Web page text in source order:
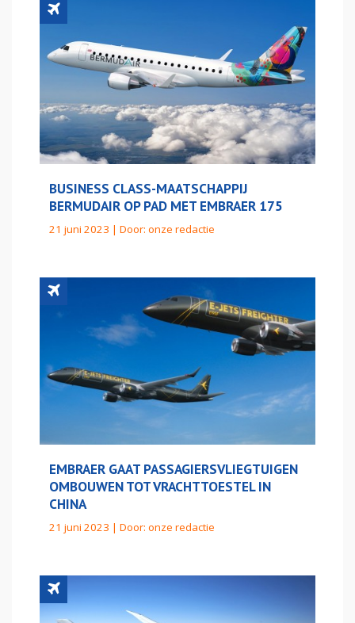
BUSINESS CLASS-MAATSCHAPPIJ
BERMUDAIR OP PAD MET EMBRAER 175
21 juni 2023 | Door: onze redactie
EMBRAER GAAT PASSAGIERSVLIEGTUIGEN
OMBOUWEN TOT VRACHTTOESTEL IN
CHINA
21 juni 2023 | Door: onze redactie